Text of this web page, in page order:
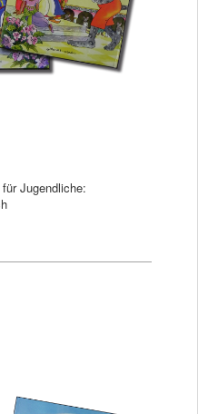
Jugendliche: